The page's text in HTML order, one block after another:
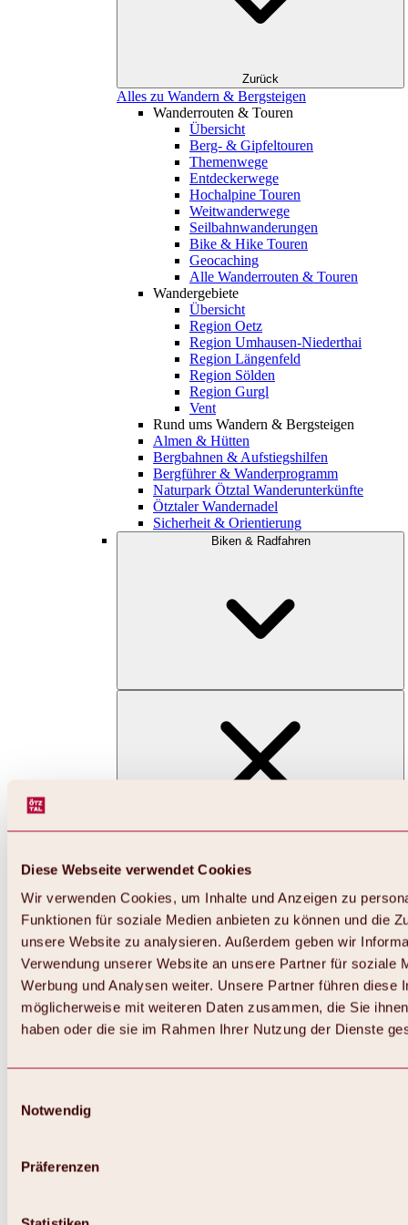
Diese Webseite verwendet Cookies
Wir verwenden Cookies, um Inhalte und Anzeigen zu
Funktionen für soziale Medien anbieten zu können und die
unsere Website zu analysieren. Außerdem geben wir
Verwendung unserer Website an unsere Partner für soziale
Werbung und Analysen weiter. Unsere Partner führen diese
möglicherweise mit weiteren Daten zusammen, die Sie
haben oder die sie im Rahmen Ihrer Nutzung der Dienste
Notwendig
Präferenzen
Zurück
Alles zu Wandern & Bergsteigen
Wanderrouten & Touren
Übersicht
Berg- & Gipfeltouren
Themenwege
Entdeckerwege
Hochalpine Touren
Weitwanderwege
Seilbahnwanderungen
Bike & Hike Touren
Geocaching
Alle Wanderrouten & Touren
Wandergebiete
Übersicht
Region Oetz
Region Umhausen-Niederthai
Region Längenfeld
Region Sölden
Region Gurgl
Vent
Rund ums Wandern & Bergsteigen
Almen & Hütten
Bergbahnen & Aufstiegshilfen
Bergführer & Wanderprogramm
Naturpark Ötztal Wanderunterkünfte
Ötztaler Wandernadel
Sicherheit & Orientierung
Biken & Radfahren